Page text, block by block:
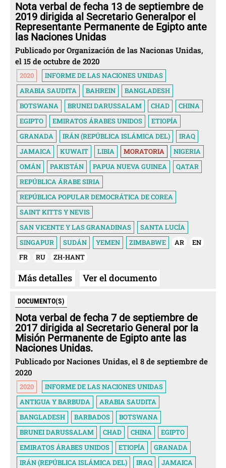
Nota verbal de fecha 13 de septiembre de
2019 dirigida al Secretario Generalpor el
Representante Permanente de Egipto ante
las Naciones Unidas
Publicado por Organización de las Nacionas Unidas,
el 15 de octubre de 2020
2020
INFORME DE LAS NACIONES UNIDAS
ARABIA SAUDITA
BAHREIN
BANGLADESH
BOTSWANA
BRUNEI DARUSSALAM CHAD
CHINA
EGIPTO
EMIRATOS ÁRABES UNIDOS
ETIOPÍA
GRANADA
IRÁN (REPÚBLICA ISLÁMICA DEL)
IRAQ
JAMAICA
KUWAIT LIBIA MORATORIA
NIGERIA
OMÁN
PAKISTÁN PAPUA NUEVA GUINEA
QATAR
REPÚBLICA ÁRABE SIRIA
REPÚBLICA POPULAR DEMOCRÁTICA DE COREA
SAINT KITTS Y NEVIS
SAN VICENTE Y LAS GRANADINAS
SANTA LUCÍA
SINGAPUR
SUDÁN YEMEN ZIMBABWE AR
EN
FR
RU ZH-HANT
Más detalles Ver el documento
DOCUMENTO(S)
Nota verbal de fecha 7 de septiembre de
2017 dirigida al Secretario General por la
Misión Permanente de Egipto ante las
Naciones Unidas.
Publicado por Naciones Unidas, el 8 de septiembre de
2020
2020
INFORME DE LAS NACIONES UNIDAS
ANTIGUA Y BARBUDA
ARABIA SAUDITA
BANGLADESH
BARBADOS
BOTSWANA
BRUNEI DARUSSALAM
CHAD CHINA
EGIPTO
EMIRATOS ÁRABES UNIDOS
ETIOPÍA
GRANADA
IRÁN (REPÚBLICA ISLÁMICA DEL)
IRAQ
JAMAICA